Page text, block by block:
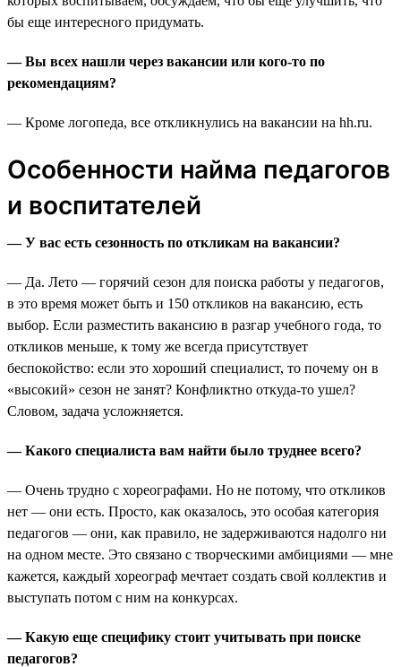
бы еще интересного придумать.
— Вы всех нашли через вакансии или кого-то по
рекомендациям?
— Кроме логопеда, все откликнулись на вакансии на hh.ru.
Особенности найма педагогов
и воспитателей
— У вас есть сезонность по откликам на вакансии?
— Да. Лето — горячий сезон для поиска работы у педагогов,
в это время может быть и 150 откликов на вакансию, есть
выбор. Если разместить вакансию в разгар учебного года, то
откликов меньше, к тому же всегда присутствует
беспокойство: если это хороший специалист, то почему он в
«высокий» сезон не занят? Конфликтно откуда-то ушел?
Словом, задача усложняется.
— Какого специалиста вам найти было труднее всего?
— Очень трудно с хореографами. Но не потому, что откликов
нет — они есть. Просто, как оказалось, это особая категория
педагогов — они, как правило, не задерживаются надолго ни
на одном месте. Это связано с творческими амбициями — мне
кажется, каждый хореограф мечтает создать свой коллектив и
выступать потом с ним на конкурсах.
— Какую еще специфику стоит учитывать при поиске
педагогов?